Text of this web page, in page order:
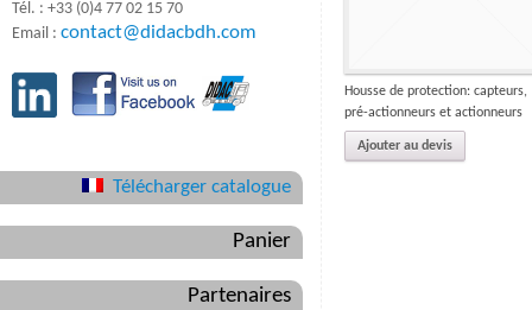
Housse de protection: capteurs,
pré-actionneurs et actionneurs
Ajouter au devis
Tél. : +33 (0)4 77 02 15 70
Email : contact@didacbdh.com
Télécharger catalogue
Panier
Partenaires